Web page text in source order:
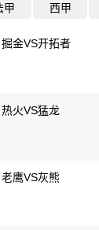
甲 西甲
金VS开拓者
火VS猛龙
鹰VS灰熊